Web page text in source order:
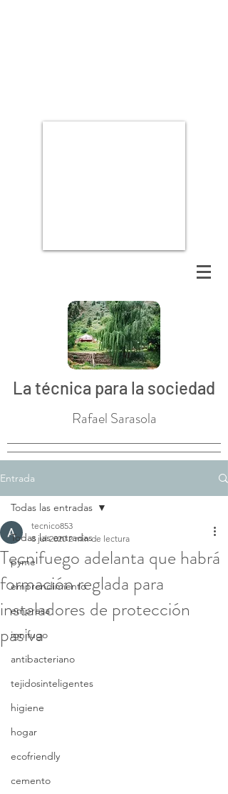
La técnica para la sociedad
Rafael Sarasola
Entrada
Todas las entradas
pyme
emprendimiento
empresa
ignifugo
antibacteriano
tejidosinteligentes
higiene
hogar
ecofriendly
cemento
Todas las entradas
Tecnifuego adelanta que habrá
formación reglada para
instaladores de protección
pasiva
tecnico853
8 jul 2020 2 min de lectura